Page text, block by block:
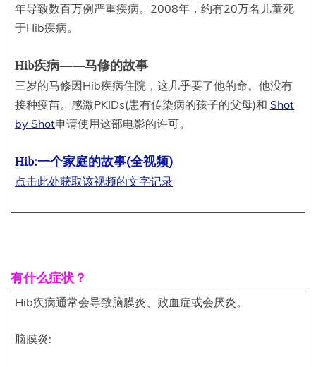
年导致数百万例严重疾病。2008年，约有20万名儿童死
于Hib疾病。
Hib疾病——马修的故事
三岁的马修因Hib疾病住院，这几乎要了他的命。他没有
接种疫苗。感激PKIDs(患有传染病的孩子的父母)和 Shot
by Shot申请使用这部电影的许可。
Hib:一个家庭的故事(全视频)
点击此处获取该视频的文字记录
有什么症状？
Hib疾病通常会导致脑膜炎、败血症或会厌炎。
脑膜炎: